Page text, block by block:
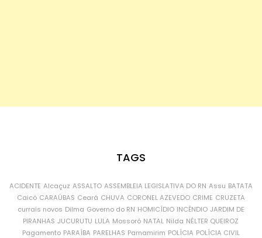
TAGS
ACIDENTE Alcaçuz ASSALTO ASSEMBLEIA LEGISLATIVA DO RN Assu BATATA
Caicó CARAÚBAS Ceará CHUVA CORONEL AZEVEDO CRIME CRUZETA
currais novos Dilma Governo do RN HOMICÍDIO INCÊNDIO JARDIM DE
PIRANHAS JUCURUTU LULA Mossoró NATAL Nilda NÉLTER QUEIROZ
Pagamento PARAÍBA PARELHAS Parnamirim POLÍCIA POLÍCIA CIVIL